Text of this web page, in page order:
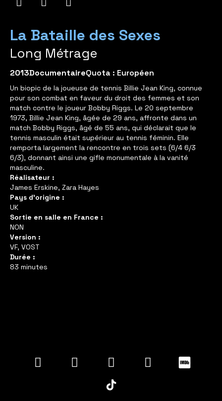
La Bataille des Sexes
Long Métrage
2013DocumentaireQuota : Européen
Un biopic de la joueuse de tennis Billie Jean King, connue
pour son combat en faveur du droit des femmes et son
match contre le joueur Bobby Riggs. Le 20 septembre
1973, Billie Jean King, âgée de 29 ans, affronte dans un
match Bobby Riggs, âgé de 55 ans, qui déclarait que le
tennis masculin était supérieur au tennis féminin. Elle
remporta largement la rencontre en trois sets (6/4 6/3
6/3), donnant ainsi une gifle monumentale à la vanité
masculine.
Réalisateur :
James Erskine, Zara Hayes
Pays d'origine :
UK
Sortie en salle en France :
NON
Version :
VF, VOST
Durée :
83 minutes